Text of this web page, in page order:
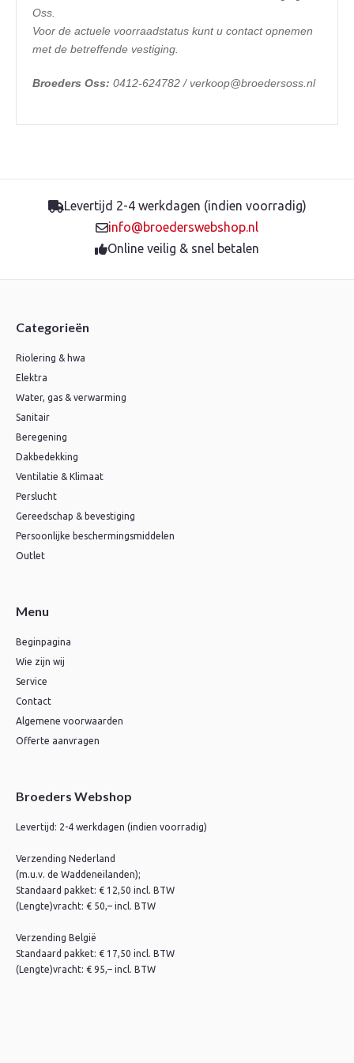
Oss.
Voor de actuele voorraadstatus kunt u contact opnemen
met de betreffende vestiging.
Broeders Oss: 0412-624782 / verkoop@broedersoss.nl
Levertijd 2-4 werkdagen (indien voorradig)
info@broederswebshop.nl
Online veilig & snel betalen
Categorieën
Riolering & hwa
Elektra
Water, gas & verwarming
Sanitair
Beregening
Dakbedekking
Ventilatie & Klimaat
Perslucht
Gereedschap & bevestiging
Persoonlijke beschermingsmiddelen
Outlet
Menu
Beginpagina
Wie zijn wij
Service
Contact
Algemene voorwaarden
Offerte aanvragen
Broeders Webshop
Levertijd: 2-4 werkdagen (indien voorradig)
Verzending Nederland
(m.u.v. de Waddeneilanden);
Standaard pakket: € 12,50 incl. BTW
(Lengte)vracht: € 50,– incl. BTW
Verzending België
Standaard pakket: € 17,50 incl. BTW
(Lengte)vracht: € 95,– incl. BTW